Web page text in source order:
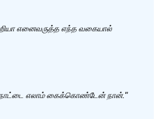
எனைவருத்த எந்த வகையால்
நாட்டை எலாம் கைக்கொண்டேன் நான்."